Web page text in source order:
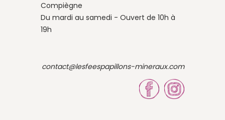
Compiègne
Du mardi au samedi - Ouvert de 10h à
19h
contact@lesfeespapillons-mineraux.com